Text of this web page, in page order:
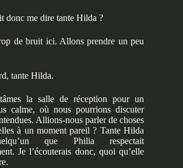
donc me dire tante Hilda ?
de bruit ici. Allons prendre un peu
tante Hilda.
la salle de réception pour un
calme, où nous pourrions discuter
Allions-nous parler de choses
à un moment pareil ? Tante Hilda
que Philia respectait
Je l’écouterais donc, quoi qu’elle